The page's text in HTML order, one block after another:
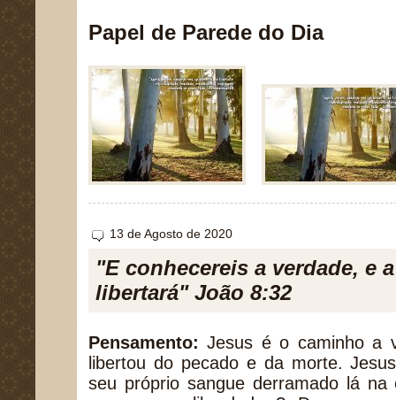
Papel de Parede do Dia
13 de Agosto de 2020
"E conhecereis a verdade, e
libertará" João 8:32
Pensamento: Jesus é o caminho a
libertou do pecado e da morte.
seu próprio sangue derramado lá